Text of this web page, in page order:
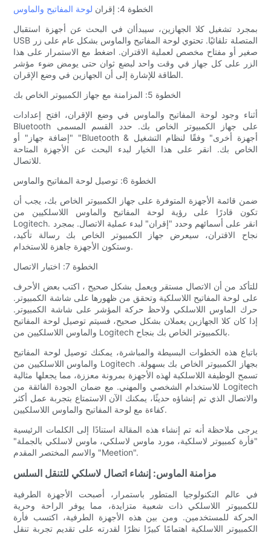
الخطوة 4: إقران
لوحة المفاتيح والماوس
بمجرد تشغيل كلا الجهازين، سيبدأان في البحث عن أجهزة استقبال
USB المتصلة تلقائيًا. تحتوي لوحة المفاتيح والماوس بشكل عام على زر
صغير أو مفتاح مخصص لعملية الاقتران. اضغط مع الاستمرار على هذا
الزر على كل جهاز في وقت واحد لبضع ثوان حتى يومض ضوء مؤشر
الطاقة للإشارة إلى أن الجهازين في وضع الإقران.
الخطوة 5: المزامنة مع جهاز الكمبيوتر الخاص بك
أثناء وجود لوحة المفاتيح والماوس في وضع الإقران، افتح إعدادات
Bluetooth على جهاز الكمبيوتر الخاص بك. حدد القسم المسمى
"إضافة جهاز" أو "Bluetooth & أجهزة أخرى" وفقًا لنظام التشغيل
الخاص بك. انقر على هذا الخيار لبدء البحث عن الأجهزة المتاحة
للاتصال.
الخطوة 6: توصيل لوحة المفاتيح والماوس
ضمن قائمة الأجهزة المتوفرة على جهاز الكمبيوتر الخاص بك، يجب أن
تكون قادرًا على رؤية لوحة المفاتيح والماوس اللاسلكيين من
Logitech. انقر على أسمائهم وحدد "إقران" لبدء عملية الاتصال. بمجرد
نجاح الاقتران، سيعرض جهاز الكمبيوتر الخاص بك رسالة تأكيد،
وستكون الأجهزة جاهزة للاستخدام.
الخطوة 7: اختبار الاتصال
للتأكد من أن الاتصال مستقر ويعمل بشكل صحيح ، اكتب بعض الأحرف
على لوحة المفاتيح اللاسلكية وتحقق من ظهورها على شاشة الكمبيوتر.
حرك الماوس اللاسلكي ولاحظ حركة المؤشر على شاشة الكمبيوتر.
إذا كان كلا الجهازين يعملان بشكل صحيح، فسيتم توصيل لوحة المفاتيح
والماوس اللاسلكيين من Logitech بالكمبيوتر الخاص بك بنجاح.
باتباع هذه الخطوات البسيطة والمباشرة، يمكنك توصيل لوحة المفاتيح
والماوس اللاسلكيين من Logitech بجهاز الكمبيوتر الخاص بك بسهولة.
تسمح الوظيفة اللاسلكية لهذه الأجهزة بمرونة معززة، مما يجعلها مثالية
للاستخدام الشخصي والمهني. مع ضمان الجودة الفائقة من Logitech
والاتصال الذي تم إنشاؤه حديثًا، يمكنك الآن الاستمتاع بتجربة عمل أكثر
كفاءة مع لوحة المفاتيح والماوس اللاسلكيين.
يرجى ملاحظة أنه تم إنشاء هذه المقالة استنادًا إلى الكلمات الرئيسية
"فأرة كمبيوتر لاسلكية، مورد ماوس لاسلكي، ماوس لاسلكي بالجملة"
والاسم المختصر المقدم "Meetion".
مزامنة الماوس: إنشاء اتصال لاسلكي للتنقل السلس
في عالم التكنولوجيا المتطور باستمرار، أصبحت الأجهزة الطرفية
للكمبيوتر اللاسلكي ذات شعبية متزايدة، مما يوفر الراحة وحرية
الحركة للمستخدمين. ومن بين هذه الأجهزة الطرفية، اكتسب فأرة
الكمبيوتر اللاسلكية اهتمامًا كبيرًا نظرًا لقدرته على تقديم تجربة تنقل